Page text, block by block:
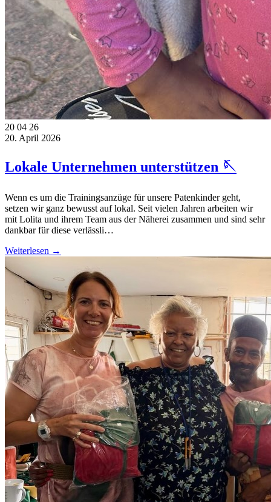
20 04 26
20. April 2026
Lokale Unternehmen unterstützen 🪡
Wenn es um die Trainingsanzüge für unsere Patenkinder geht,
setzen wir ganz bewusst auf lokal. Seit vielen Jahren arbeiten wir
mit Lolita und ihrem Team aus der Näherei zusammen und sind sehr
dankbar für diese verlässli…
Weiterlesen →